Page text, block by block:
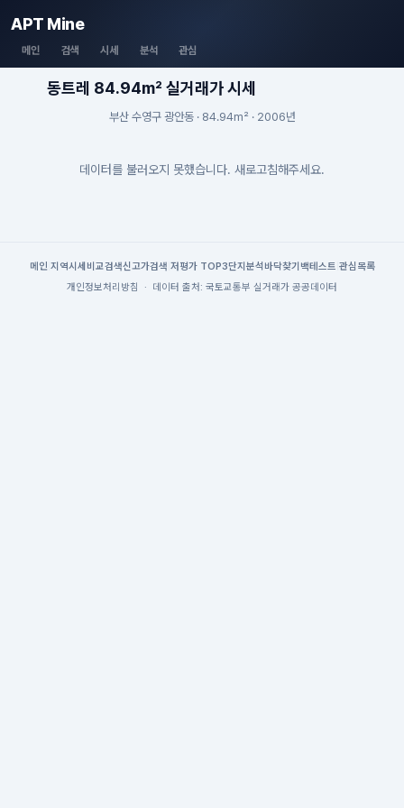
APT Mine
메인 검색 시세 분석 관심
동트레 84.94m² 실거래가 시세
부산 수영구 광안동 · 84.94m² · 2006년
데이터를 불러오지 못했습니다. 새로고침해주세요.
메인| 지역시세 비교검색신고가검색 저평가 TOP3단지분석 바닥찾기 백테스트 관심목록
개인정보처리방침
· 데이터 출처: 국토교통부 실거래가 공공데이터